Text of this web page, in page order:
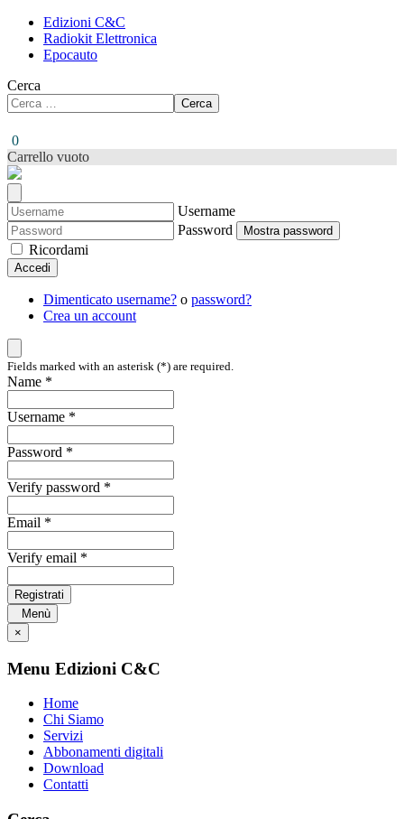
Edizioni C&C
Radiokit Elettronica
Epocauto
Cerca
Cerca
0
Carrello vuoto
Username
Password
Mostra password
Ricordami
Accedi
Dimenticato username? o password?
Crea un account
Fields marked with an asterisk (*) are required.
Name *
Username *
Password *
Verify password *
Email *
Verify email *
Registrati
Menù
×
Menu Edizioni C&C
Home
Chi Siamo
Servizi
Abbonamenti digitali
Download
Contatti